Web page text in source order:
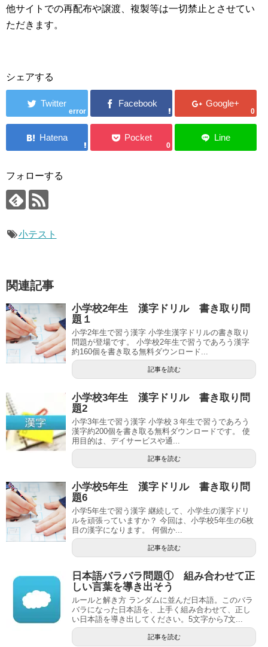
他サイトでの再配布や譲渡、複製等は一切禁止とさせてい
ただきます。
シェアする
error 0
0
フォローする
小テスト
関連記事
小学校2年生 漢字ドリル 書き取り問
題１
小学2年生で習う漢字 小学生漢字ドリルの書き取り
問題が登場です。 小学校2年生で習うであろう漢字
約160個を書き取る無料ダウンロード...
記事を読む
小学校3年生 漢字ドリル 書き取り問
題2
小学3年生で習う漢字 小学校３年生で習うであろう
漢字約200個を書き取る無料ダウンロードです。 使
用目的は、デイサービスや通...
記事を読む
小学校5年生 漢字ドリル 書き取り問
題6
小学5年生で習う漢字 継続して、小学生の漢字ドリ
ルを頑張っていますか？ 今回は、小学校5年生の6枚
目の漢字になります。 何個か...
記事を読む
日本語バラバラ問題① 組み合わせて正
しい言葉を導き出そう
ルールと解き方 ランダムに並んだ日本語。このバラ
バラになった日本語を、上手く組み合わせて、正し
い日本語を導き出してください。5文字から7文...
記事を読む